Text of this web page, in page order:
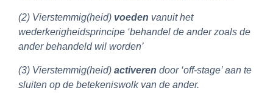
(2) Vierstemmig(heid) voeden vanuit het
wederkerigheidsprincipe ‘behandel de ander zoals de
ander behandeld wil worden’
(3) Vierstemmig(heid) activeren door ‘off-stage’ aan te
sluiten op de betekeniswolk van de ander.